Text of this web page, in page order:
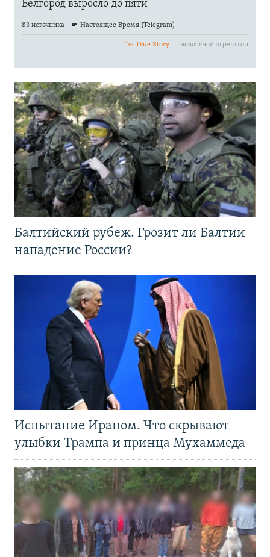
Балтийский рубеж. Грозит ли Балтии
нападение России?
Испытание Ираном. Что скрывают
улыбки Трампа и принца Мухаммеда